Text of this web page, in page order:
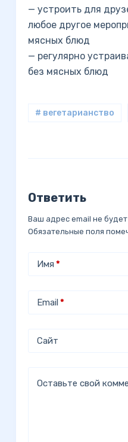
— устроить для
любое другое
мясных блюд
— регулярно
без мясных блюд
# вегетарианство
Ответить
Ваш адрес email не
Обязательные поля
Имя *
Email *
Сайт
Оставьте свой